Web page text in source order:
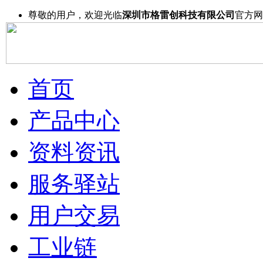
尊敬的用户，欢迎光临深圳市格雷创科技有限公司 官方
首页
产品中心
资料资讯
服务驿站
用户交易
工业链